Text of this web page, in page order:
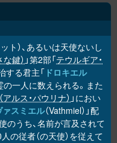
ト）、あるいは天使ないし
鍵） 」第2部「テウルギア・
する君主「 ドロキエル
の一人に数えられる。また
ルス・パウリナ） 」におい
ァスミエル（Vathmiel）」配
のうち、名前が言及されて
の従者（の天使）を従えて